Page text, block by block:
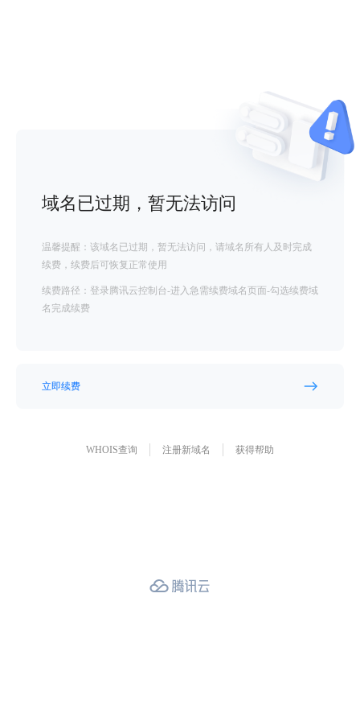
域名已过期，暂无法访问
温馨提醒：该域名已过期，暂无法访问，请域名所有人及时完成
续费，续费后可恢复正常使用
续费路径：登录腾讯云控制台-进入急需续费域名页面-勾选续费域
名完成续费
立即续费
WHOIS查询 注册新域名 获得帮助